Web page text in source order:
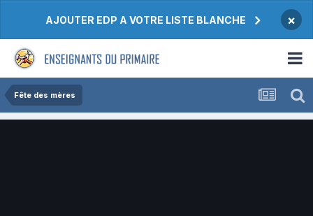
AJOUTER EDP A VOTRE LISTE BLANCHE ×
Fête des mères